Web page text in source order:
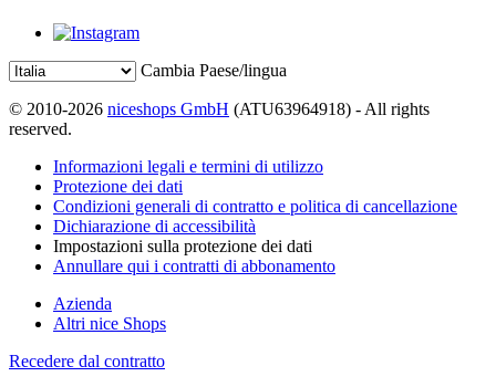
Cambia Paese/lingua
© 2010-2026 niceshops GmbH (ATU63964918) - All rights
reserved.
Informazioni legali e termini di utilizzo
Protezione dei dati
Condizioni generali di contratto e politica di cancellazione
Dichiarazione di accessibilità
Impostazioni sulla protezione dei dati
Annullare qui i contratti di abbonamento
Azienda
Altri nice Shops
Recedere dal contratto